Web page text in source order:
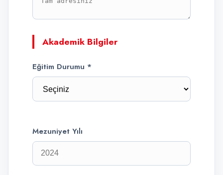
Akademik Bilgiler
Eğitim Durumu *
Mezuniyet Yılı